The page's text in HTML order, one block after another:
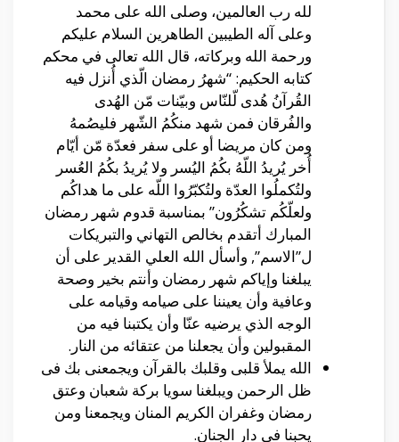
لله رب العالمين، وصلى الله على محمد
وعلى آله الطيبين الطاهرين السلام عليكم
ورحمة الله وبركاته، قال الله تعالى في محكم
كتابه الحكيم: “شهرُ رمضان الّذي أُنزل فيه
القُرآنُ هُدى لّلنّاس وبيّنات مّن الهُدى
والفُرقان فمن شهد منكُمُ الشّهر فليصُمهُ
ومن كان مريضا أو على سفر فعدّة مّن أيّام
أُخر يُريدُ اللّهُ بكُمُ اليُسر ولا يُريدُ بكُمُ العُسر
ولتُكملُوا العدّة ولتُكبّرُوا اللّه على ما هداكُم
ولعلّكُم تشكُرُون” بمناسبة قدوم شهر رمضان
المبارك أتقدم بخالص التهاني والتبريكات
ل”الاسم”, وأسأل الله العلي القدير على أن
يبلغنا وإياكم شهر رمضان وأنتم بخير وصحة
وعافية وأن يعيننا على صيامه وقيامه على
الوجه الذي يرضيه عنّا وأن يكتبنا فيه من
المقبولين وأن يجعلنا من عتقائه من النار.
الله يملأ قلبى وقلبك بالقرآن ويجمعنى بك فى
ظل الرحمن ويبلغنا سويا بركة شعبان وعتق
رمضان وغفران الكريم المنان ويجمعنا ومن
يحبنا فى دار الجنان.